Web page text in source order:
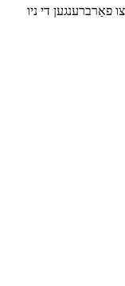
פאַרברענגען די ניו